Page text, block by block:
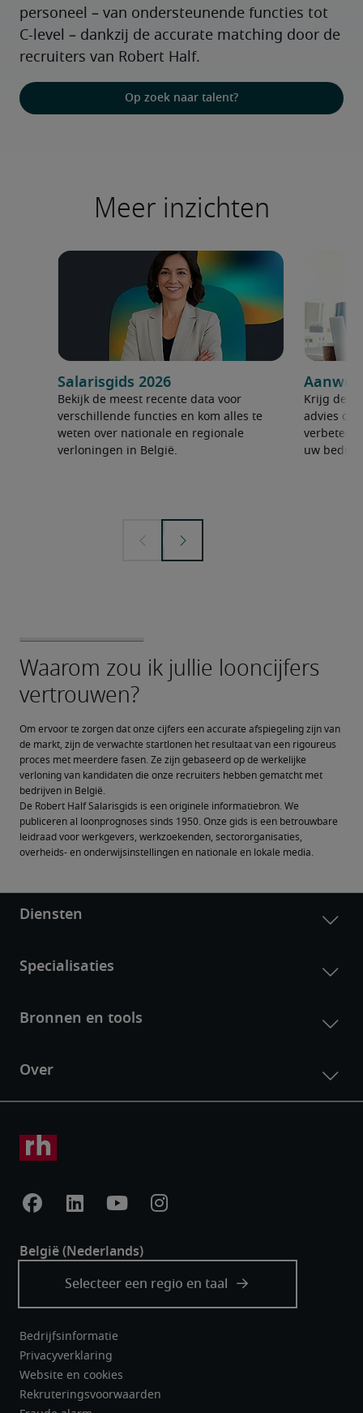
personeel – van ondersteunende functies tot
C-level – dankzij de accurate matching door de
recruiters van Robert Half.
Op zoek naar talent?
Meer inzichten
Salarisgids 2026
Bekijk de meest recente data voor
verschillende functies en kom alles te
weten over nationale en regionale
verloningen in België.
Krijg de
advies
uw bedrijf
Om ervoor te zorgen dat onze cijfers een accurate afspiegeling zijn van
de markt, zijn de verwachte startlonen het resultaat van een rigoureus
proces met meerdere fasen. Ze zijn gebaseerd op de werkelijke
verloning van kandidaten die onze recruiters hebben gematcht met
bedrijven in België.
De Robert Half Salarisgids is een originele informatiebron. We
publiceren al loonprognoses sinds 1950. Onze gids is een betrouwbare
leidraad voor werkgevers, werkzoekenden, sectororganisaties,
overheids- en onderwijsinstellingen en nationale en lokale media.
Bedrijfsinformatie
Privacyverklaring
Website en cookies
Rekruteringsvoorwaarden